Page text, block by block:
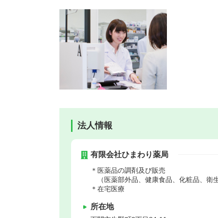
法人情報
有限会社ひまわり薬局
＊医薬品の調
（医薬部外品、健康食品、化粧品、衛
＊在宅医療
所在地